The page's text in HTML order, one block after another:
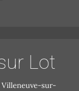
Lot
Villeneuve-sur-